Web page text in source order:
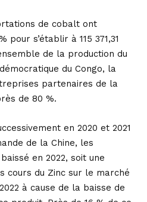
de cobalt ont
s’établir à 115 371,31
de la production du
du Congo, la
partenaires de la
de 80 %.
en 2020 et 2021
de la Chine, les
en 2022, soit une
cours du Zinc sur le marché
à cause de la baisse de